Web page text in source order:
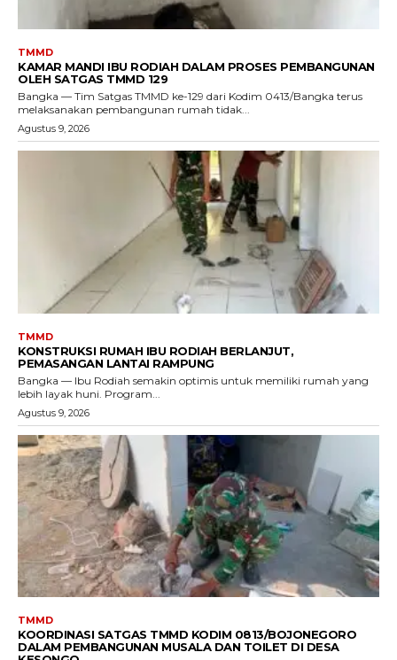
TMMD
KAMAR MANDI IBU RODIAH DALAM PROSES PEMBANGUNAN
OLEH SATGAS TMMD 129
Bangka — Tim Satgas TMMD ke-129 dari Kodim 0413/Bangka terus
melaksanakan pembangunan rumah tidak...
Agustus 9, 2026
TMMD
KONSTRUKSI RUMAH IBU RODIAH BERLANJUT,
PEMASANGAN LANTAI RAMPUNG
Bangka — Ibu Rodiah semakin optimis untuk memiliki rumah yang
lebih layak huni. Program...
Agustus 9, 2026
TMMD
KOORDINASI SATGAS TMMD KODIM 0813/BOJONEGORO
DALAM PEMBANGUNAN MUSALA DAN TOILET DI DESA